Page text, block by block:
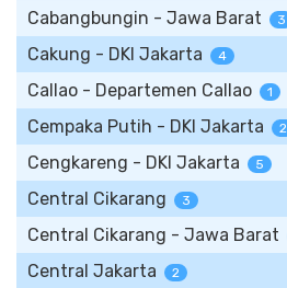
Cabangbungin - Jawa Barat 3
Cakung - DKI Jakarta 4
Callao - Departemen Callao 1
Cempaka Putih - DKI Jakarta 2
Cengkareng - DKI Jakarta 5
Central Cikarang 3
Central Cikarang - Jawa Barat
Central Jakarta 2